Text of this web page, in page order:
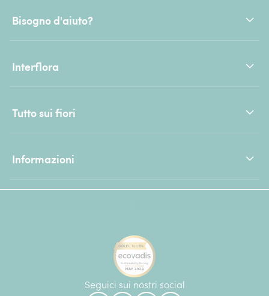
Bisogno d'aiuto?
Interflora
Tutto sui fiori
Informazioni
Seguici sui nostri social